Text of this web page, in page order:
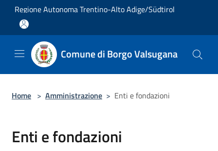
Salta al contenuto principale
Regione Autonoma Trentino-Alto Adige/Südtirol
Comune di Borgo Valsugana
Home > Amministrazione > Enti e fondazioni
Enti e fondazioni